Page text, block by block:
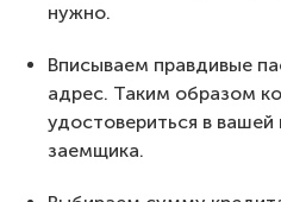
нужно.
Вписываем правдивые
адрес. Таким образом
удостовериться в
заемщика.